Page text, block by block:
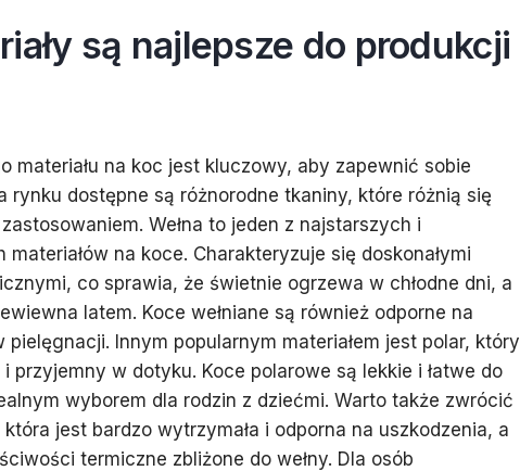
są najlepsze do produkcji
materiału na koc jest kluczowy, aby zapewnić sobie
rynku dostępne są różnorodne tkaniny, które różnią się
Wełna to jeden z najstarszych i
na koce. Charakteryzuje się doskonałymi
co sprawia, że świetnie ogrzewa w chłodne dni, a
latem. Koce wełniane są również odporne na
pielęgnacji. Innym popularnym materiałem jest polar, który
przyjemny w dotyku. Koce polarowe są lekkie i łatwe do
wyborem dla rodzin z dziećmi. Warto także zwrócić
jest bardzo wytrzymała i odporna na uszkodzenia, a
termiczne zbliżone do wełny. Dla osób